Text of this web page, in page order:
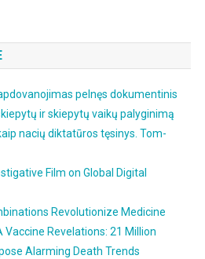
pelnęs dokumentinis
ir skiepytų vaikų palyginimą
nacių diktatūros tęsinys. Tom-
Film on Global Digital
Revolutionize Medicine
Vaccine Revelations: 21 Million
Alarming Death Trends